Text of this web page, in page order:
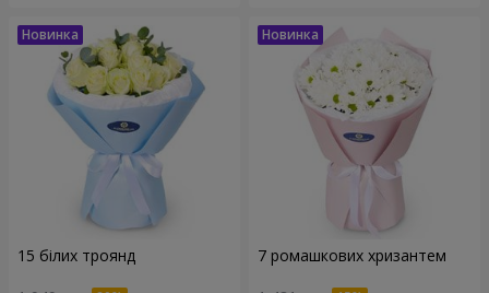
15 білих троянд 7 ромашкових хризантем